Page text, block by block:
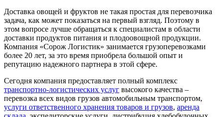
Доставка овощей и фруктов не такая простая для перевозчика
задача, как может показаться на первый взгляд. Поэтому в
этом вопросе лучше обращаться к специалистам в области
доставки продуктов питания и плодоовощной продукции.
Компания «Сорож Логистик» занимается грузоперевозками
более 20 лет, за это время приобрела большой опыт и
репутацию надежного партнера в этой сфере.
Сегодня компания предоставляет полный комплекс
транспортно-логистических услуг высокого качества –
перевозка всех видов грузов автомобильным транспортом,
услуги ответственного хранения товаров и грузов, аренда